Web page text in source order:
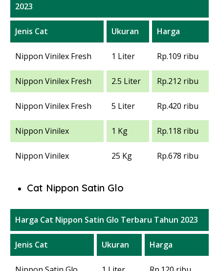
2023
Jenis Cat Ukuran Harga
Nippon Vinilex Fresh 1 Liter Rp.109 ribu
Nippon Vinilex Fresh 2.5 Liter Rp.212 ribu
Nippon Vinilex Fresh 5 Liter Rp.420 ribu
Nippon Vinilex 1 Kg Rp.118 ribu
Nippon Vinilex 25 Kg Rp.678 ribu
Cat Nippon Satin Glo
Harga Cat Nippon Satin Glo Terbaru Tahun 2023
Jenis Cat Ukuran Harga